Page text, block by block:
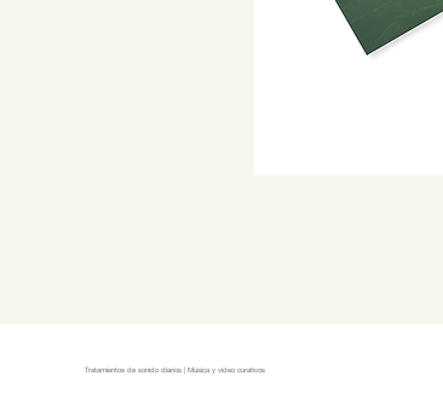
Tratamientos de sonido diarios | Música y video curativos